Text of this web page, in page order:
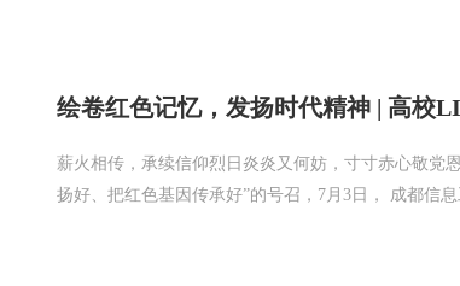
绘卷红色记忆，发扬时代精神 | 高校
薪火相传，承续信仰烈日炎炎又何妨，寸寸赤心敬党
扬好、把红色基因传承好”的号召，7月3日， 成都信